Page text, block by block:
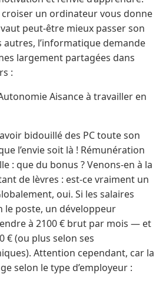
croiser un ordinateur vous donne
peut-être mieux passer son
l’informatique demande
largement partagées dans
:
Aisance à travailler en
bidouillé des PC toute son
l’envie soit là ! Rémunération
: que du bonus ? Venons-en à la
de lèvres : est-ce vraiment un
oui. Si les salaires
le poste, un développeur
à 2100 € brut par mois — et
€ (ou plus selon ses
Attention cependant, car la
selon le type d’employeur :